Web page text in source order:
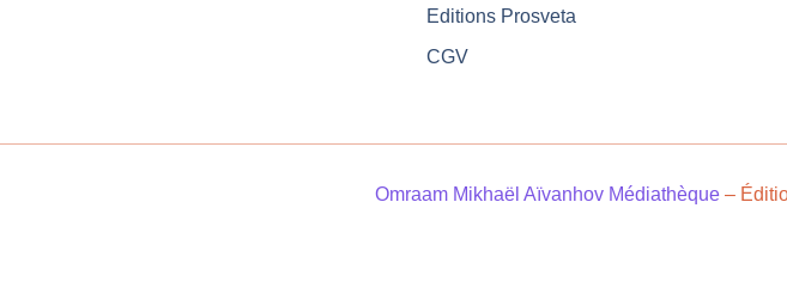
Editions Prosveta
CGV
Omraam Mikhaël Aïvanhov Médiathèque–